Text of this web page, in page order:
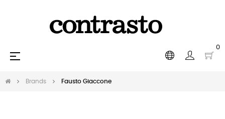
0
Toggle
☰
Brands Fausto Giaccone